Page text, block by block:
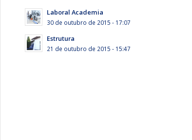
Laboral Academia
30 de outubro de 2015 - 17:07
Estrutura
21 de outubro de 2015 - 15:47